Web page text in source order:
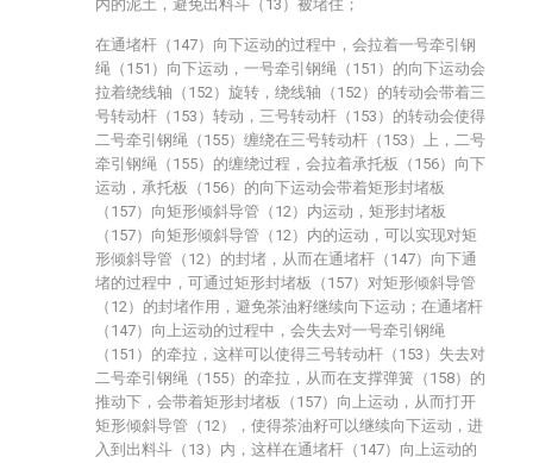
内的泥土，避免出料斗（13）被堵住；
在通堵杆（147）向下运动的过程中，会拉着一号牵引钢
绳（151）向下运动，一号牵引钢绳（151）的向下运动会
拉着绕线轴（152）旋转，绕线轴（152）的转动会带着三
号转动杆（153）转动，三号转动杆（153）的转动会使得
二号牵引钢绳（155）缠绕在三号转动杆（153）上，二号
牵引钢绳（155）的缠绕过程，会拉着承托板（156）向下
运动，承托板（156）的向下运动会带着矩形封堵板
（157）向矩形倾斜导管（12）内运动，矩形封堵板
（157）向矩形倾斜导管（12）内的运动，可以实现对矩
形倾斜导管（12）的封堵，从而在通堵杆（147）向下通
堵的过程中，可通过矩形封堵板（157）对矩形倾斜导管
（12）的封堵作用，避免茶油籽继续向下运动；在通堵杆
（147）向上运动的过程中，会失去对一号牵引钢绳
（151）的牵拉，这样可以使得三号转动杆（153）失去对
二号牵引钢绳（155）的牵拉，从而在支撑弹簧（158）的
推动下，会带着矩形封堵板（157）向上运动，从而打开
矩形倾斜导管（12），使得茶油籽可以继续向下运动，进
入到出料斗（13）内，这样在通堵杆（147）向上运动的